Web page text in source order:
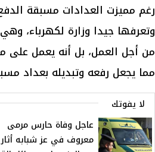
رغم مميزت العدادات مسبقة
وتعرفها جيدا وزارة لكهرباء،
من أجل العمل، بل أنه يعمل على
مما يجعل رفعه وتبديله بعداد
لا يفوتك
عاجل وفاة حارس مرمى
معروف في عز شبابه